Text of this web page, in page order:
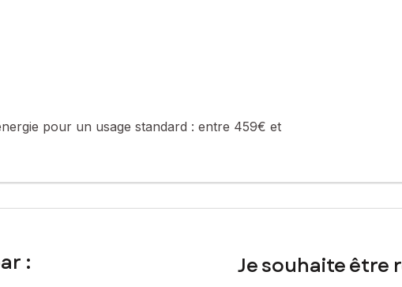
€
TTC de la valeur du bien hors honoraires
Tél. : 06 87 26 90 96, E-mail : arnaud.simler@safti.fr - EI - Agent
pour un usage standard : entre 459€ et
: Je souhaite être